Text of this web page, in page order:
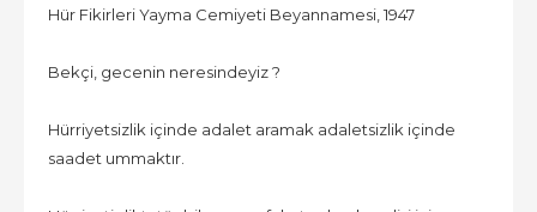
Hür Fikirleri Yayma Cemiyeti Beyannamesi, 1947
Bekçi, gecenin neresindeyiz ?
Hürriyetsizlik içinde adalet aramak adaletsizlik içinde
saadet ummaktır.